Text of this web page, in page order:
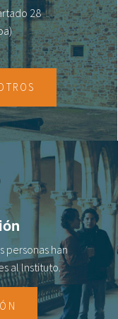
28
personas han
al lnstituto.